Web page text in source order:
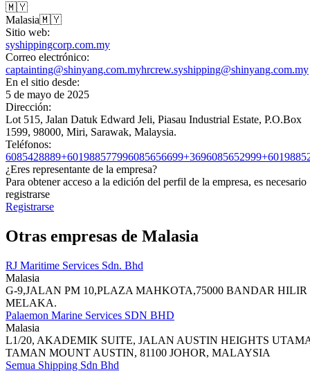
🇲🇾
Malasia🇲🇾
Sitio web:
syshippingcorp.com.my
Correo electrónico:
captainting@shinyang.com.myhrcrew.syshipping@shinyang.com.my
En el sitio desde:
5 de mayo de 2025
Dirección:
Lot 515, Jalan Datuk Edward Jeli, Piasau Industrial Estate, P.O.Box
1599, 98000, Miri, Sarawak, Malaysia.
Teléfonos:
6085428889+60198857799
¿Eres representante de la empresa?
Para obtener acceso a la edición del perfil de la empresa, es necesario
registrarse
Registrarse
Otras empresas de Malasia
RJ Maritime Services Sdn. Bhd
Malasia
G-9,JALAN PM 10,PLAZA MAHKOTA,75000 BANDAR HILIR
MELAKA.
Palaemon Marine Services SDN BHD
Malasia
L1/20, AKADEMIK SUITE, JALAN AUSTIN HEIGHTS
TAMAN MOUNT AUSTIN, 81100 JOHOR, MALAYSIA
Semua Shipping Sdn Bhd